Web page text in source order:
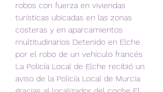
robos con fuerza en viviendas
turísticas ubicadas en las zonas
costeras y en aparcamientos
multitudinarios Detenido en Elche
por el robo de un vehículo francés
La Policía Local de Elche recibió un
aviso de la Policía Local de Murcia